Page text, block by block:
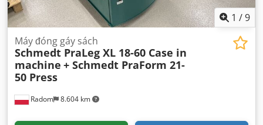
1 /9
Radom 8.604 km
Máy đóng gáy sách
Schmedt PraLeg XL 18-60 Case in
machine + Schmedt PraForm 21-
50 Press